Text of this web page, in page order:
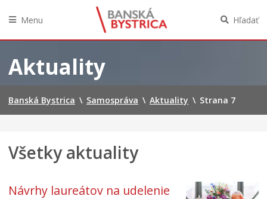
obsah
Menu Hľadať
Aktuality
Banská Bystrica \ Samospráva \ Aktuality \ Strana 7
Všetky aktuality
Návrhy laureátov na udelenie